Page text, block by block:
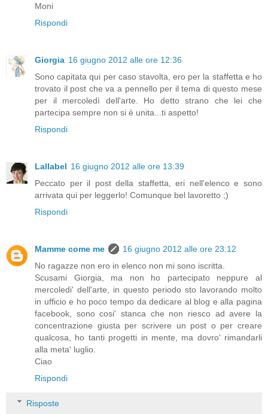
Moni
Rispondi
Giorgia 16 giugno 2012 alle ore 12:36
Sono capitata qui per caso stavolta, ero per la staffetta e ho
trovato il post che va a pennello per il tema di questo mese
per il mercoledì dell'arte. Ho detto strano che lei che
partecipa sempre non si è unita...ti aspetto!
Rispondi
Lallabel 16 giugno 2012 alle ore 13:39
Peccato per il post della staffetta, eri nell'elenco e sono
arrivata qui per leggerlo! Comunque bel lavoretto ;)
Rispondi
Mamme come me
16 giugno 2012 alle ore 23:12
No ragazze non ero in elenco non mi sono iscritta.
Scusami Giorgia, ma non ho partecipato neppure al
mercoledi' dell'arte, in questo periodo sto lavorando molto
in ufficio e ho poco tempo da dedicare al blog e alla pagina
facebook, sono cosi' stanca che non riesco ad avere la
concentrazione giusta per scrivere un post o per creare
qualcosa, ho tanti progetti in mente, ma dovro' rimandarli
alla meta' luglio.
Ciao
Rispondi
Risposte